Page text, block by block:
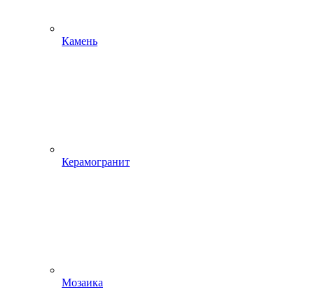
Камень
Керамогранит
Мозаика